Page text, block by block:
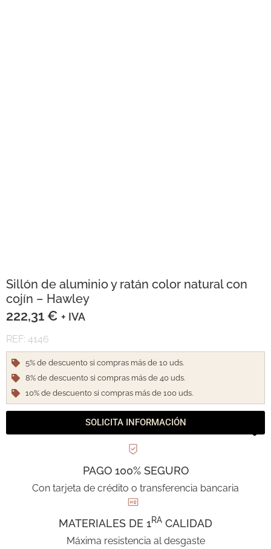
Sillón de aluminio y ratán color natural con
cojín – Hawley
222,31 € + IVA
REF: 4146
5% de descuento si compras más de 10 uds.
8% de descuento si compras más de 40 uds.
10% de descuento si compras más de 100 uds.
SOLICITA INFORMACIÓN
PAGO 100% SEGURO
Con tarjeta de crédito o transferencia bancaria
MATERIALES DE 1RA CALIDAD
Máxima resistencia al desgaste